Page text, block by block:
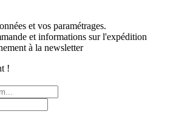
et vos paramétrages.
et informations sur l'expédition
à la newsletter
!